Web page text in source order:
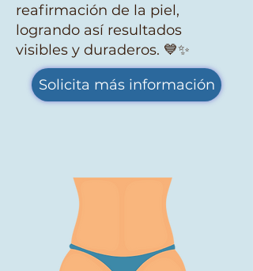
reafirmación de la piel,
logrando así resultados
visibles y duraderos. 💙✨
Solicita más información